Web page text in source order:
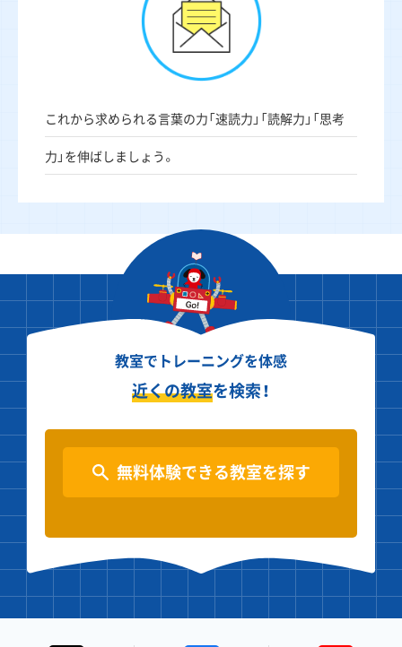
これから求められる言葉の力「速読力」「読解力」「思考
力」を伸ばしましょう。
教室でトレーニングを体感
近くの教室を検索！
無料体験できる教室を探す